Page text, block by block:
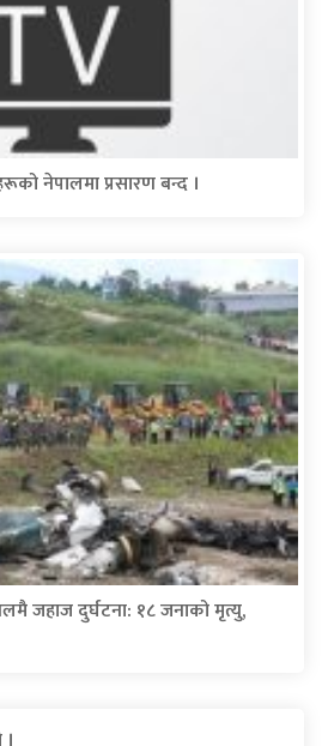
नेपालमा प्रसारण बन्द ।
जहाज दुर्घटना: १८ जनाको मृत्यु,